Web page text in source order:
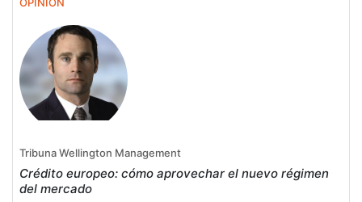
OPINIÓN
Tribuna Wellington Management
Crédito europeo: cómo aprovechar el nuevo régimen
del mercado